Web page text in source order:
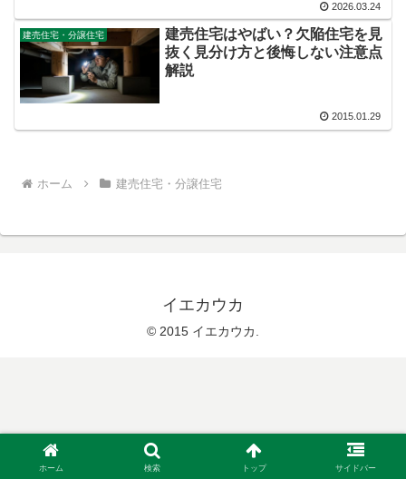
2026.03.24
建売住宅・分譲住宅
建売住宅はやばい？欠陥住宅を見
抜く見分け方と後悔しない注意点
解説
2015.01.29
ホーム 建売住宅・分譲住宅
イエカウカ
© 2015 イエカウカ.
ホーム 検索 トップ サイドバー